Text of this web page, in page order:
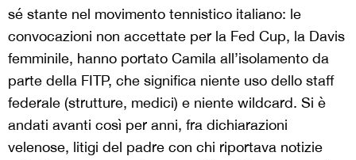
sé stante nel movimento tennistico italiano: le
convocazioni non accettate per la Fed Cup, la Davis
femminile, hanno portato Camila all’isolamento da
parte della FITP, che significa niente uso dello staff
federale (strutture, medici) e niente wildcard. Si è
andati avanti così per anni, fra dichiarazioni
velenose, litigi del padre con chi riportava notizie